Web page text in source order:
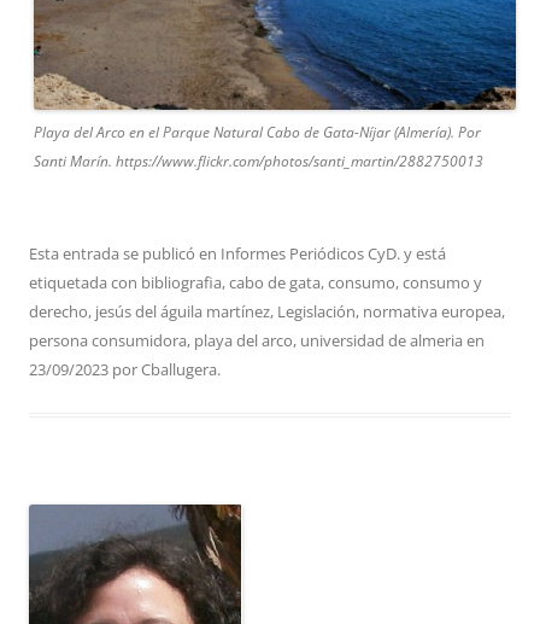
Playa del Arco en el Parque Natural Cabo de Gata-Níjar (Almería). Por
Santi Marín. https://www.flickr.com/photos/santi_martin/2882750013
Esta entrada se publicó en Informes Periódicos CyD.y está
etiquetada con bibliografia,cabo de gata,consumo,consumo y
derecho, jesús del águila martínez, Legislación, normativa europea,
persona consumidora, playa del arco, universidad de almeria en
23/09/2023 porCballugera.